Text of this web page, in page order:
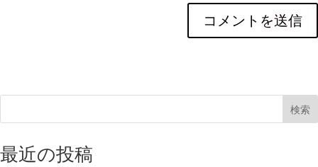
検索
最近の投稿